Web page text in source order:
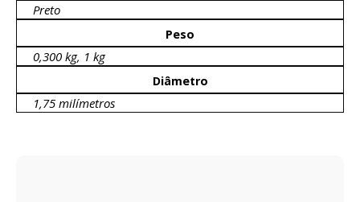
Preto
Peso
0,300 kg, 1 kg
Diâmetro
1,75 milímetros